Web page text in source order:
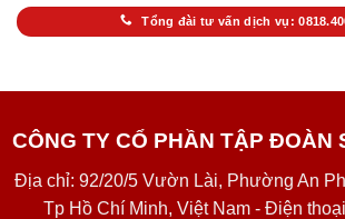
Tổng đài tư vấn dịch vụ:
CÔNG TY CỔ PHẦN TẬP ĐOÀN
Địa chỉ: 92/20/5 Vườn Lài, Phường An
Tp Hồ Chí Minh, Việt Nam - Điện